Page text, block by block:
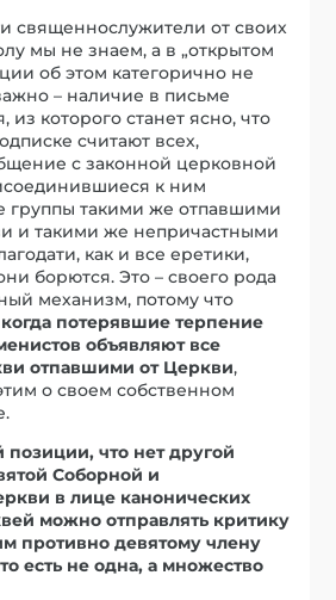
священнослужители от своих
мы не знаем, а в „открытом
об этом категорично не
– наличие в письме
из которого станет ясно, что
считают всех,
с законной церковной
к ним
группы такими же отпавшими
и такими же непричастными
как и все еретики,
борются. Это – своего рода
механизм, потому что
потерявшие терпение
объявляют все
отпавшими от Церкви,
о своем собственном
позиции, что нет другой
Соборной и
в лице канонических
можно отправлять критику
противно девятому члену
есть не одна, а множество